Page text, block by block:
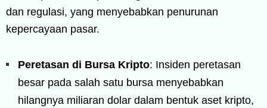
dan regulasi, yang menyebabkan penurunan
kepercayaan pasar.
Peretasan di Bursa Kripto: Insiden peretasan
besar pada salah satu bursa menyebabkan
hilangnya miliaran dolar dalam bentuk aset kripto,